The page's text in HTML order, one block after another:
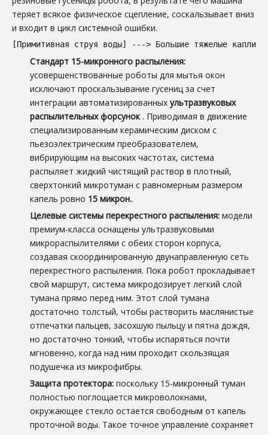
теряет всякое физическое сцепление, соскальзывает вниз
и входит в цикл системной ошибки.
[Примитивная струя воды] ---> Большие тяжелые капли
Стандарт 15-микронного распыления:
усовершенствованные роботы для мытья окон
исключают проскальзывание гусениц за счет
интеграции автоматизированных ультразвуковых
распылительных форсунок . Приводимая в движение
специализированным керамическим диском с
пьезоэлектрическим преобразователем,
вибрирующим на высоких частотах, система
распыляет жидкий чистящий раствор в плотный,
сверхтонкий микротуман с равномерным размером
капель ровно 15 микрон..
Целевые системы перекрестного распыления: модели
премиум-класса оснащены ультразвуковыми
микрораспылителями с обеих сторон корпуса,
создавая скоординированную двунаправленную сеть
перекрестного распыления. Пока робот прокладывает
свой маршрут, система микродозирует легкий слой
тумана прямо перед ним. Этот слой тумана
достаточно толстый, чтобы растворить маслянистые
отпечатки пальцев, засохшую пыльцу и пятна дождя,
но достаточно тонкий, чтобы испаряться почти
мгновенно, когда над ним проходит скользящая
подушечка из микрофибры.
Защита протектора: поскольку 15-микронный туман
полностью поглощается микроволокнами,
окружающее стекло остается свободным от капель
проточной воды. Такое точное управление сохраняет